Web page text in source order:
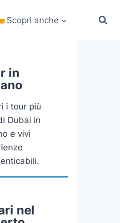
Scopri anche
in
i tour più
Dubai in
e vivi
nel